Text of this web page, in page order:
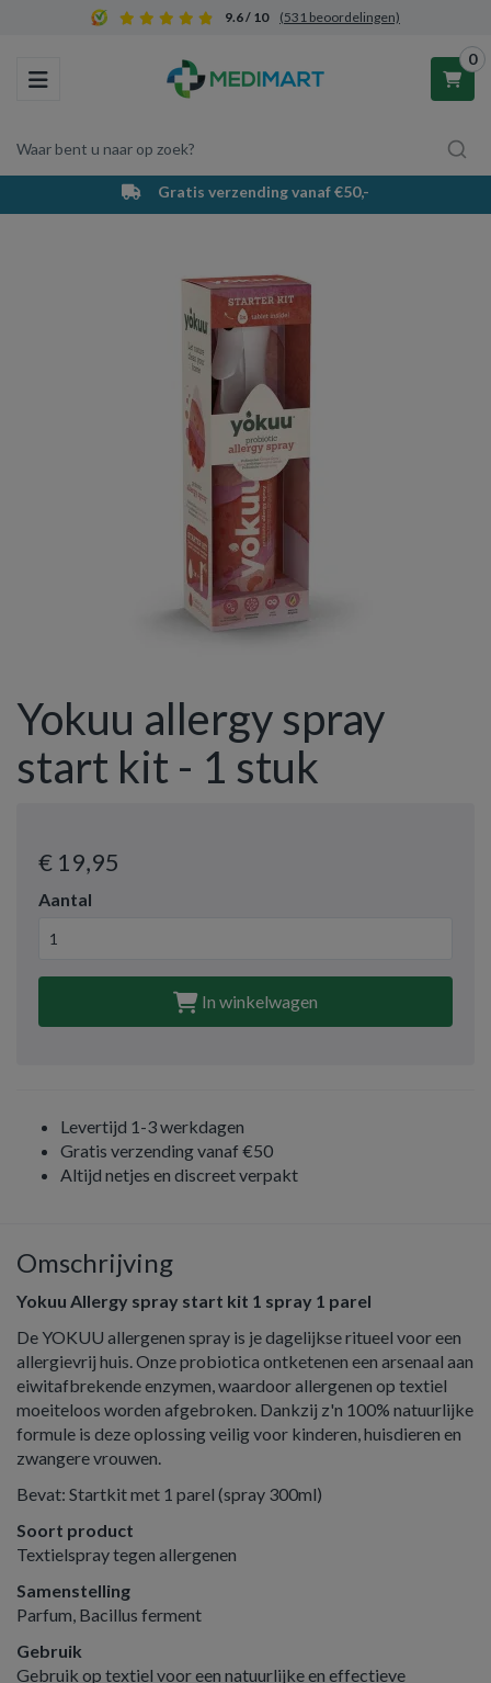
9.6 / 10 (531 beoordelingen)
Toggle navigation
Waar bent u naar op zoek?
0
Winkelwagen
Uw winkelwagen is leeg.
Vul hem met producten.
Gratis verzending vanaf €50,-
Yokuu allergy spray
start kit - 1 stuk
€ 19,95
Aantal
In winkelwagen
Levertijd 1-3 werkdagen
Gratis verzending vanaf €50
Altijd netjes en discreet verpakt
Omschrijving
Yokuu Allergy spray start kit 1 spray 1 parel
De YOKUU allergenen spray is je dagelijkse ritueel voor een
allergievrij huis. Onze probiotica ontketenen een arsenaal aan
eiwitafbrekende enzymen, waardoor allergenen op textiel
moeiteloos worden afgebroken. Dankzij z'n 100% natuurlijke
formule is deze oplossing veilig voor kinderen, huisdieren en
zwangere vrouwen.
Bevat: Startkit met 1 parel (spray 300ml)
Soort product
Textielspray tegen allergenen
Samenstelling
Parfum, Bacillus ferment
Gebruik
Gebruik op textiel voor een natuurlijke en effectieve